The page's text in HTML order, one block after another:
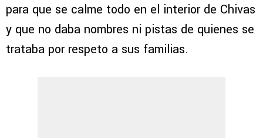
para que se calme todo en el interior de Chivas
y que no daba nombres ni pistas de quienes se
trataba por respeto a sus familias.